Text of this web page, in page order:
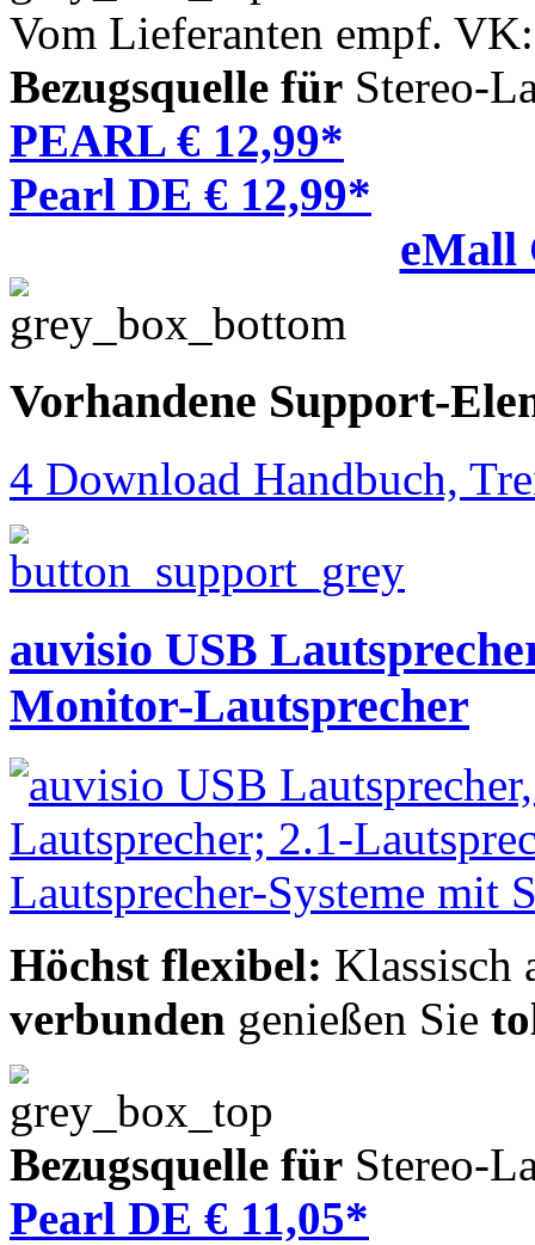
Vom Lieferanten empf.
Bezugsquelle für Stereo-
PEARL € 12,99*
Pearl DE € 12,99*
eMall
Vorhandene Support-
4 Download Handbuch,
auvisio USB
Monitor-Lautsprecher
Höchst flexibel: Klassisch
verbunden genießen Sie
Bezugsquelle für Stereo-
Pearl DE € 11,05*